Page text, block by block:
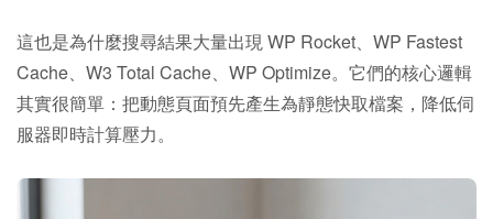
這也是為什麼搜尋結果大量出現 WP Rocket、WP Fastest
Cache、W3 Total Cache、WP Optimize。它們的核心邏輯
其實很簡單：把動態頁面預先產生為靜態快取檔案，降低伺
服器即時計算壓力。